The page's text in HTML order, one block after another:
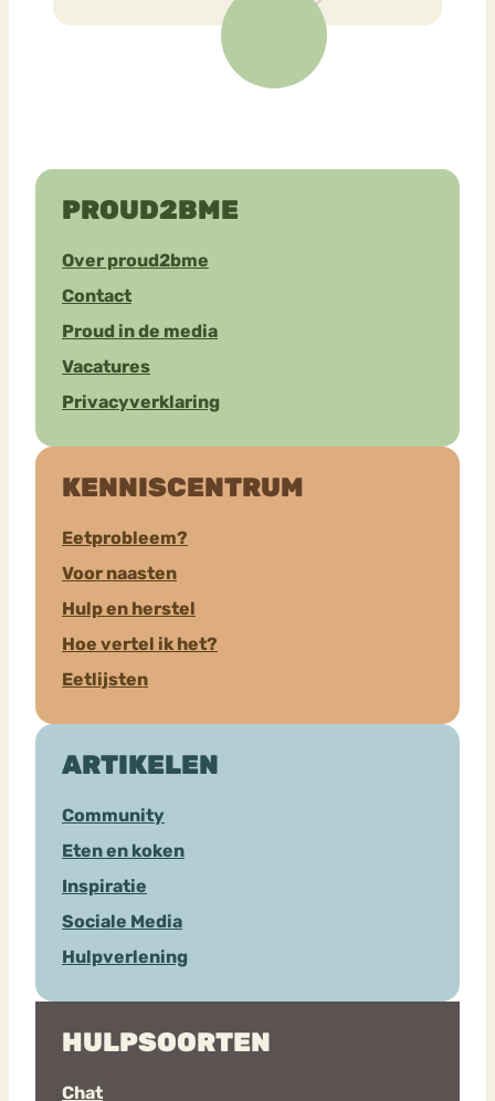
PROUD2BME
Over proud2bme
Contact
Proud in de media
Vacatures
Privacyverklaring
KENNISCENTRUM
Eetprobleem?
Voor naasten
Hulp en herstel
Hoe vertel ik het?
Eetlijsten
ARTIKELEN
Community
Eten en koken
Inspiratie
Sociale Media
Hulpverlening
HULPSOORTEN
Chat